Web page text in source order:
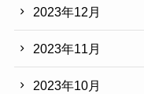
2023年12月
2023年11月
2023年10月